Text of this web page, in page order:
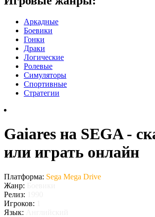
Аркадные
Боевики
Гонки
Драки
Логические
Ролевые
Симуляторы
Спортивные
Стратегии
Gaiares на SEGA -
или играть онлайн
Платформа: Sega Mega Drive
Жанр:
Релиз:
Игроков:
Язык: